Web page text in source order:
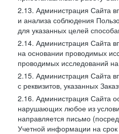
2.13. Администрация Сайта
и анализа соблюдения
для указанных целей
2.14. Администрация Сайта
на основании проводимых
проводимых исследований
2.15. Администрация Сайта
с реквизитов, указанных
2.16. Администрация Сайта
нарушающих любое из
направляется письмо
Учетной информации на срок